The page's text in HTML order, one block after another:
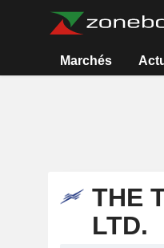
Marchés
THE
LTD.